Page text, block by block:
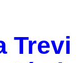
Trevi